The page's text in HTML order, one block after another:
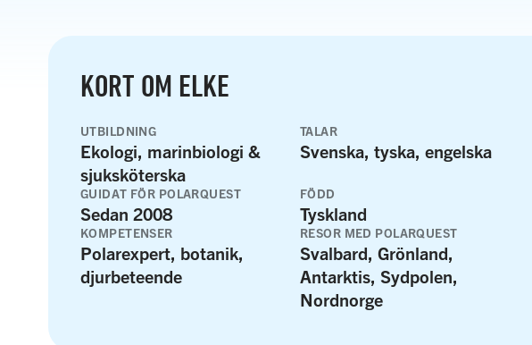
KORT OM ELKE
UTBILDNING
Ekologi, marinbiologi &
sjuksköterska
TALAR
Svenska, tyska, engelska
GUIDAT FÖR POLARQUEST
Sedan 2008
FÖDD
Tyskland
KOMPETENSER
Polarexpert, botanik,
djurbeteende
RESOR MED POLARQUEST
Svalbard, Grönland,
Antarktis, Sydpolen,
Nordnorge